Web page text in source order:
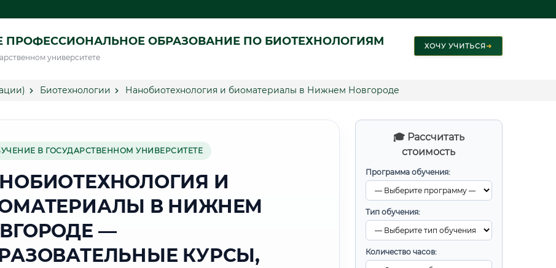
ПРОФЕССИОНАЛЬНОЕ ОБРАЗОВАНИЕ ПО БИОТЕХНОЛОГИЯМ
университете
ХОЧУ УЧИТЬСЯ➜
Биотехнологии Нанобиотехнология и биоматериалы в Нижнем Новгороде
🎓 Рассчитать
стоимость
Программа обучения:
Тип обучения:
Количество часов:
В ГОСУДАРСТВЕННОМ УНИВЕРСИТЕТЕ
И
В НИЖНЕМ
—
КУРСЫ,